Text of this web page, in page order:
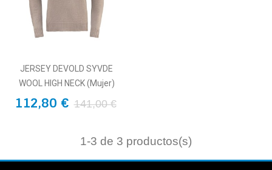
JERSEY DEVOLD SYVDE
WOOL HIGH NECK (Mujer)
112,80 € 141,00 €
1-3 de 3 productos(s)